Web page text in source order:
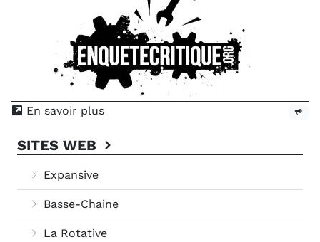
En savoir plus
SITES WEB
Expansive
Basse-Chaine
La Rotative